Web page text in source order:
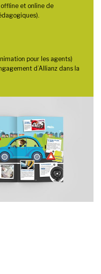
et online de
pour les agents)
d’Allianz dans la